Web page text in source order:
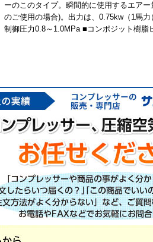
ーのこのタイプ。瞬間的に使用するエア
のご使用の場合)。出力は、0.75kw（1
制御圧力0.8～1.0MPa ■コンポジット樹脂